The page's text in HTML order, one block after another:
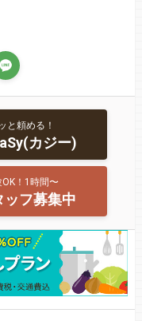
と頼める！
カジー)
！1時間〜
ッフ募集中